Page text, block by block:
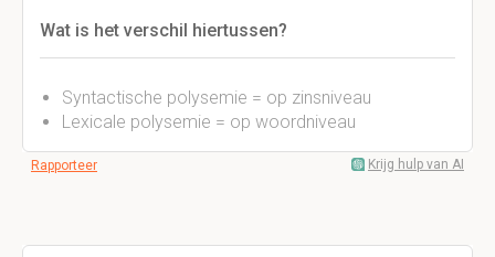
Wat is het verschil hiertussen?
Syntactische polysemie = op zinsniveau
Lexicale polysemie = op woordniveau
Rapporteer Krijg hulp van AI